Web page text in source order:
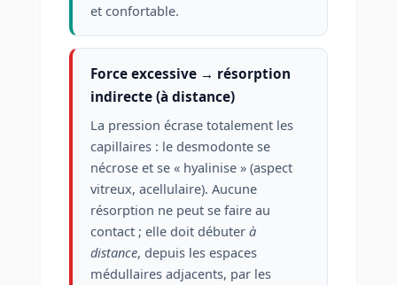
et confortable.
Force excessive → résorption
indirecte (à distance)
La pression écrase totalement les
capillaires : le desmodonte se
nécrose et se « hyalinise » (aspect
vitreux, acellulaire). Aucune
résorption ne peut se faire au
contact ; elle doit débuter à
distance, depuis les espaces
médullaires adjacents, par les